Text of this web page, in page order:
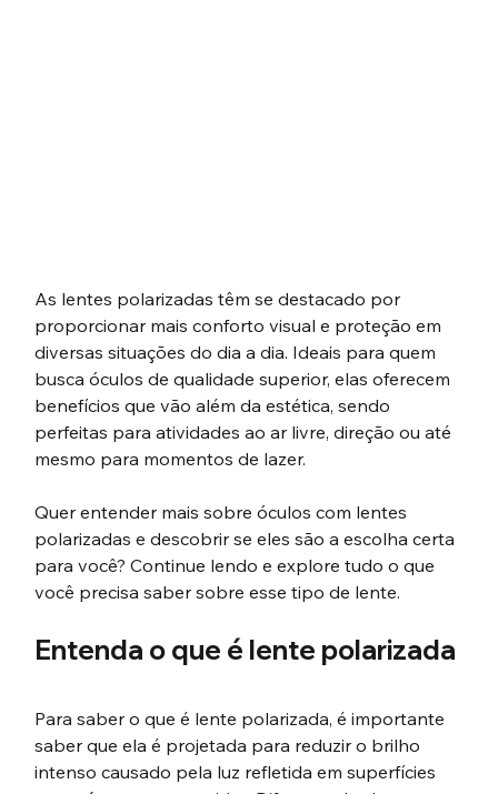
As lentes polarizadas têm se destacado por
proporcionar mais conforto visual e proteção em
diversas situações do dia a dia. Ideais para quem
busca óculos de qualidade superior, elas oferecem
benefícios que vão além da estética, sendo
perfeitas para atividades ao ar livre, direção ou até
mesmo para momentos de lazer.
Quer entender mais sobre óculos com lentes
polarizadas e descobrir se eles são a escolha certa
para você? Continue lendo e explore tudo o que
você precisa saber sobre esse tipo de lente.
Entenda o que é lente polarizada
Para saber o que é lente polarizada, é importante
saber que ela é projetada para reduzir o brilho
intenso causado pela luz refletida em superfícies